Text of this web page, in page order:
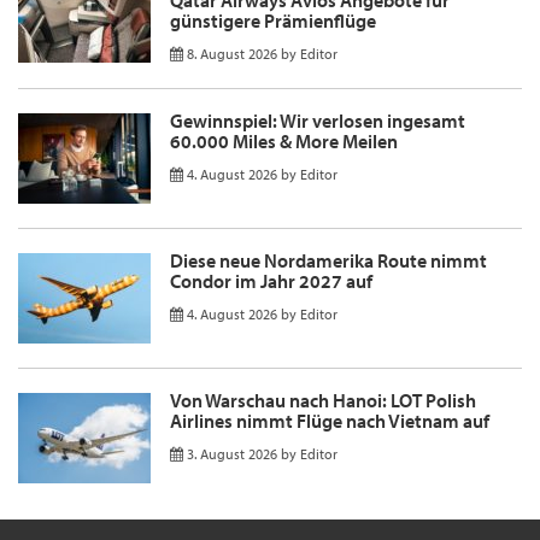
günstigere Prämienflüge
8. August 2026 by Editor
Gewinnspiel: Wir verlosen ingesamt
60.000 Miles & More Meilen
4. August 2026 by Editor
Diese neue Nordamerika Route nimmt
Condor im Jahr 2027 auf
4. August 2026 by Editor
Von Warschau nach Hanoi: LOT Polish
Airlines nimmt Flüge nach Vietnam auf
3. August 2026 by Editor